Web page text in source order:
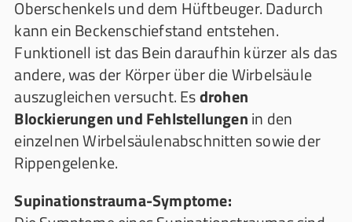
Oberschenkels und dem Hüftbeuger. Dadurch
kann ein Beckenschiefstand entstehen.
Funktionell ist das Bein daraufhin kürzer als das
andere, was der Körper über die Wirbelsäule
auszugleichen versucht. Esdrohen
Blockierungen und Fehlstellungenin den
einzelnen Wirbelsäulenabschnitten sowie der
Rippengelenke.
Supinationstrauma-Symptome: